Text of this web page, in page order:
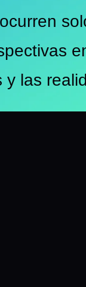
y las